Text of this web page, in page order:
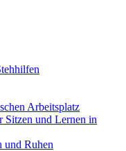
Arbeitsplatz
Sitzen und Lernen in
und Ruhen